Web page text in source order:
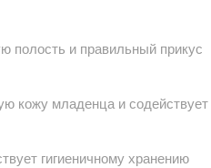
полость и правильный прикус
кожу младенца и содействует
гигиеничному хранению